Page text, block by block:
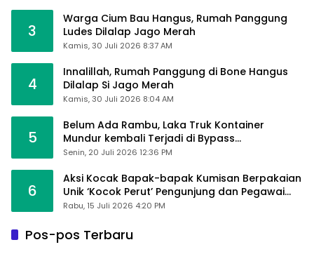
3
Warga Cium Bau Hangus, Rumah Panggung
Ludes Dilalap Jago Merah
Kamis, 30 Juli 2026 8:37 AM
4
Innalillah, Rumah Panggung di Bone Hangus
Dilalap Si Jago Merah
Kamis, 30 Juli 2026 8:04 AM
5
Belum Ada Rambu, Laka Truk Kontainer
Mundur kembali Terjadi di Bypass
Sumpallabbu
Senin, 20 Juli 2026 12:36 PM
6
Aksi Kocak Bapak-bapak Kumisan Berpakaian
Unik ‘Kocok Perut’ Pengunjung dan Pegawai
Alfamart, Ngaku Aktifkan Layar Sentuh Atm
Rabu, 15 Juli 2026 4:20 PM
Pos-pos Terbaru